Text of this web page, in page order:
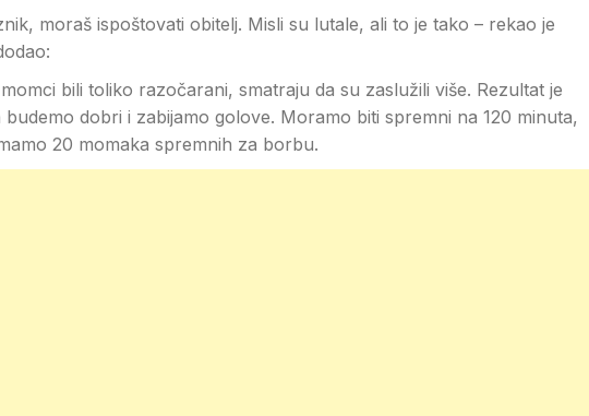
moraš ispoštovati obitelj. Misli su lutale, ali to je tako – rekao je
bili toliko razočarani, smatraju da su zaslužili više. Rezultat je
dobri i zabijamo golove. Moramo biti spremni na 120 minuta,
20 momaka spremnih za borbu.